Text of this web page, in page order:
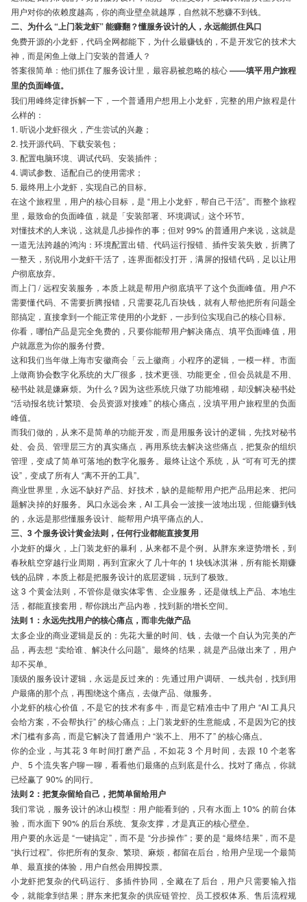
用户对你的依赖度越高，你的商业壁垒就越厚，自然就不愁赚不到钱。
二、为什么 “上门装龙虾” 能赚翻？懂服务设计的人，永远能抓住风口
免费开源的小龙虾，代码全网都能下，为什么最赚钱的，不是开发它的技术大
神，而是闲鱼上做上门安装的普通人？
答案很简单：他们抓住了服务设计里，最容易被忽略的核心——填平用户旅程
里的负面峰值。
我们用峰终定律拆解一下，一个普通用户想用上小龙虾，完整的用户旅程是什
么样的：
1. 听说小龙虾很火，产生尝试的兴趣；
2. 找开源代码、下载安装包；
3. 配置电脑环境、调试代码、安装插件；
4. 调试参数、适配自己的使用需求；
5. 最终用上小龙虾，实现自己的目标。
在这个旅程里，用户的核心目标，是 “用上小龙虾，帮自己干活”。而整个旅程
里，最致命的负面峰值，就是「安装部署、环境调试」这个环节。
对懂技术的人来说，这就是几步操作的事；但对 99% 的普通用户来说，这就是
一道无法跨越的鸿沟：环境配置出错、代码运行报错、插件安装失败，折腾了
一整天，别说用小龙虾干活了，连界面都没打开，满屏的报错代码，足以让用
户彻底放弃。
而上门 / 远程安装服务，本质上就是帮用户彻底填平了这个负面峰值。用户不
需要懂代码、不需要折腾报错，只需要花几百块钱，就有人帮他把所有问题全
部搞定，直接拿到一个能正常使用的小龙虾，一步到位实现自己的核心目标。
你看，哪怕产品是完全免费的，只要你能帮用户解决痛点、填平负面峰值，用
户就愿意为你的服务付费。
这和我们当年做上海市安徽商会「云上徽商」小程序的逻辑，一模一样。市面
上做商协会数字化系统的大厂很多，技术更强、功能更全，但会员就是不用、
秘书处就是嫌麻烦。为什么？因为这些系统只做了功能堆砌，却没解决秘书处
“活动报名统计繁琐、会员资源对接难” 的核心痛点，没填平用户旅程里的负面
峰值。
而我们做的，从来不是简单的功能开发，而是用服务设计的逻辑，先找对秘书
处、会员、管理层三方的真实痛点，再用系统去解决这些痛点，把复杂的组织
管理，变成了简单可落地的数字化服务。最终让这个系统，从 “可有可无的摆
设”，变成了所有人 “离不开的工具”。
商业世界里，永远不缺好产品、好技术，缺的是能帮用户把产品用起来、把问
题解决掉的好服务。风口永远会来，AI 工具会一波接一波地出现，但能赚到钱
的，永远是那些懂服务设计、能帮用户填平痛点的人。
三、3 个服务设计黄金法则，任何行业都能直接复用
小龙虾的爆火，上门装龙虾的暴利，从来都不是个例。从胖东来逆势增长，到
春秋航空穿越行业周期，再到宜家火了几十年的 1 块钱冰淇淋，所有能长期赚
钱的品牌，本质上都是把服务设计的底层逻辑，玩到了极致。
这 3 个黄金法则，不管你是做实体零售、企业服务，还是做线上产品、本地生
活，都能直接套用，帮你跳出产品内卷，找到新的增长空间。
法则 1：永远先找用户的核心痛点，而非先做产品
太多企业的商业逻辑是反的：先花大量的时间、钱，去做一个自认为完美的产
品，再去想 “卖给谁、解决什么问题”。最终的结果，就是产品做出来了，用户
却不买单。
顶级的服务设计逻辑，永远是反过来的：先通过用户调研、一线共创，找到用
户最痛的那个点，再围绕这个痛点，去做产品、做服务。
小龙虾的核心价值，不是它的技术有多牛，而是它精准击中了用户 “AI 工具只
会给方案，不会帮执行” 的核心痛点；上门装龙虾的生意能成，不是因为它的技
术门槛有多高，而是它解决了普通用户 “装不上、用不了” 的核心痛点。
你的企业，与其花 3 年时间打磨产品，不如花 3 个月时间，去跟 10 个老客
户、5 个流失客户聊一聊，看看他们最痛的点到底是什么。找对了痛点，你就
已经赢了 90% 的同行。
法则 2：把复杂留给自己，把简单留给用户
我们常说，服务设计的冰山模型：用户能看到的，只有水面上 10% 的前台体
验，而水面下 90% 的后台系统、复杂支撑，才是真正的核心壁垒。
用户要的永远是 “一键搞定”，而不是 “分步操作”；要的是 “最终结果”，而不是
“执行过程”。你把所有的复杂、繁琐、麻烦，都留在后台，给用户呈现一个最简
单、最直接的体验，用户自然会用脚投票。
小龙虾把复杂的代码运行、多插件协同，全藏在了后台，用户只需要输入指
令，就能拿到结果；胖东来把复杂的供应链管控、员工授权体系、售后流程规